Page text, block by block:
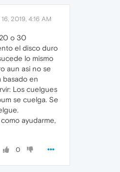
2019, 4:16 AM
o 30
el disco duro
lo mismo
aun asi no se
basado en
Los cuelgues
se cuelga. Se
ayudarme,
0